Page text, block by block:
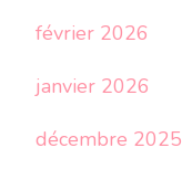
février 2026
janvier 2026
décembre 2025